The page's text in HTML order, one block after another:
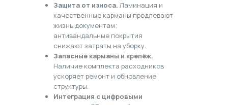
Защита от износа. Ламинация и
качественные карманы продлевают
жизнь документам;
антивандальные покрытия
снижают затраты на уборку.
Запасные карманы и крепёж.
Наличие комплекта расходников
ускоряет ремонт и обновление
структуры.
Интеграция с цифровыми